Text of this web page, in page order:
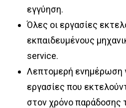
εγγύηση.
Όλες οι εργασίες
εκπαιδευμένους
service.
Λεπτομερή ενημέρωση
εργασίες που
στον χρόνο παράδοσης